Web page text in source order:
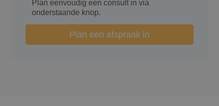
Plan eenvoudig een consult in via
onderstaande knop.
Plan een afspraak in